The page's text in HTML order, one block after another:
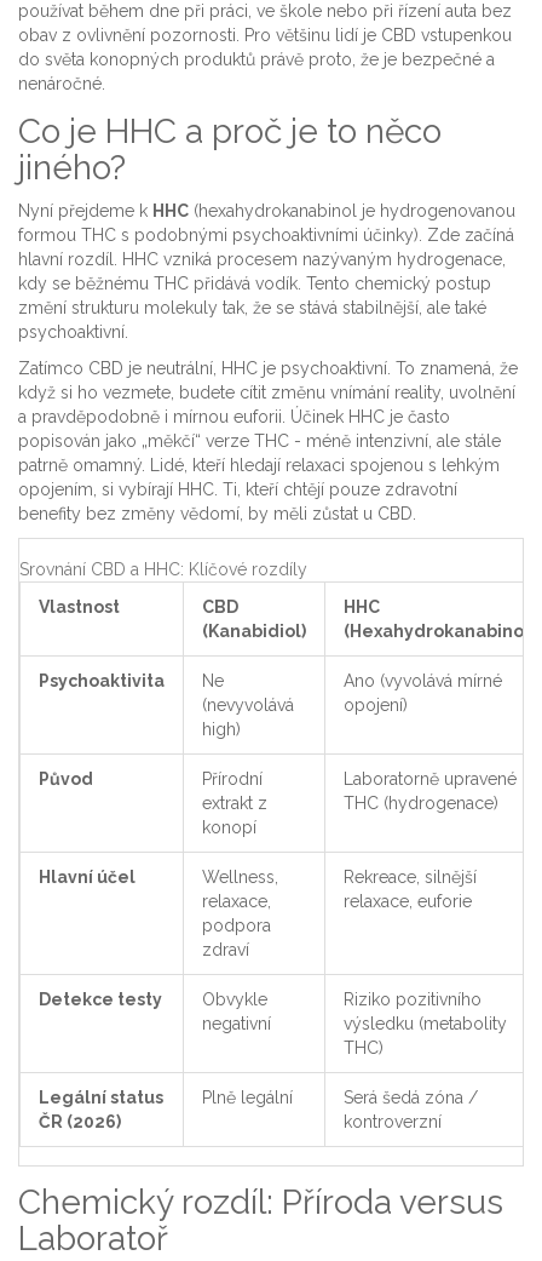
používat během dne při práci, ve škole nebo při řízení auta bez
obav z ovlivnění pozornosti. Pro většinu lidí je CBD vstupenkou
do světa konopných produktů právě proto, že je bezpečné a
nenáročné.
Co je HHC a proč je to něco
jiného?
Nyní přejdeme k HHC (hexahydrokanabinol je hydrogenovanou
formou THC s podobnými psychoaktivními účinky). Zde začíná
hlavní rozdíl. HHC vzniká procesem nazývaným hydrogenace,
kdy se běžnému THC přidává vodík. Tento chemický postup
změní strukturu molekuly tak, že se stává stabilnější, ale také
psychoaktivní.
Zatímco CBD je neutrální, HHC je psychoaktivní. To znamená, že
když si ho vezmete, budete cítit změnu vnímání reality, uvolnění
a pravděpodobně i mírnou euforii. Účinek HHC je často
popisován jako „měkčí“ verze THC - méně intenzivní, ale stále
patrně omamný. Lidé, kteří hledají relaxaci spojenou s lehkým
opojením, si vybírají HHC. Ti, kteří chtějí pouze zdravotní
benefity bez změny vědomí, by měli zůstat u CBD.
Srovnání CBD a HHC: Klíčové rozdíly
Vlastnost
CBD
(Kanabidiol)
HHC
(Hexahydrokanabinol)
Psychoaktivita
Ne
(nevyvolává
high)
Ano (vyvolává mírné
opojení)
Původ
Přírodní
extrakt z
konopí
Laboratorně upravené
THC (hydrogenace)
Hlavní účel
Wellness,
relaxace,
podpora
zdraví
Rekreace, silnější
relaxace, euforie
Detekce testy
Obvykle
negativní
Riziko pozitivního
výsledku (metabolity
THC)
Legální status
ČR (2026)
Plně legální
Será šedá zóna /
kontroverzní
Chemický rozdíl: Příroda versus
Laboratoř